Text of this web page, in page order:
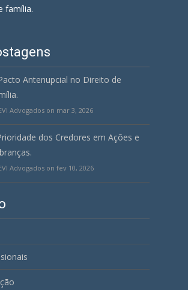
família.
Antenupcial no Direito de
Advogados on mar 3, 2026
dos Credores em Ações e
Advogados on fev 10, 2026